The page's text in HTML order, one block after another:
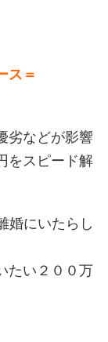
ス＝
劣などが影響
をスピード解
婚にいたらし
たい２００万